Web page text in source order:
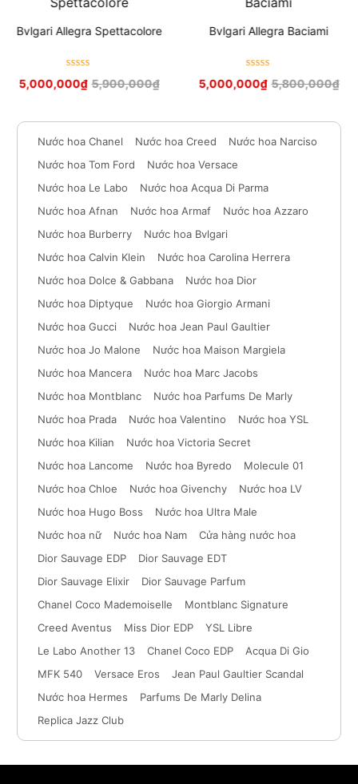
Bvlgari Allegra Spettacolore
hạng 5sao
5,900,000₫
5,000,000₫
Bvlgari Allegra Baciami
hạng 5sao
5,800,000₫
5,000,000₫
Nước hoa Chanel Nước hoa Creed
Nước hoa Narciso
Nước hoa Tom Ford
Nước hoa Versace
Nước hoa Le Labo
Nước hoa Acqua Di Parma
Nước hoa Afnan
Nước hoa Armaf
Nước hoa Azzaro
Nước hoa Burberry
Nước hoa Bvlgari
Nước hoa Calvin Klein
Nước hoa Carolina Herrera
Nước hoa Dolce & Gabbana
Nước hoa Dior
Nước hoa Diptyque
Nước hoa Giorgio Armani
Nước hoa Gucci
Nước hoa Jean Paul Gaultier
Nước hoa Jo Malone
Nước hoa Maison Margiela
Nước hoa Mancera
Nước hoa Marc Jacobs
Nước hoa Montblanc
Nước hoa Parfums De Marly
Nước hoa Prada
Nước hoa Valentino
Nước hoa YSL
Nước hoa Kilian
Nước hoa Victoria Secret
Nước hoa Lancome
Nước hoa Byredo
Molecule 01
Nước hoa Chloe
Nước hoa Givenchy
Nước hoa LV
Nước hoa Hugo Boss
Nước hoa Ultra Male
Nước hoa nữ
Nước hoa Nam
Cửa hàng nước hoa
Dior Sauvage EDP
Dior Sauvage EDT
Dior Sauvage Elixir
Dior Sauvage Parfum
Chanel Coco Mademoiselle
Montblanc Signature
Creed Aventus
Miss Dior EDP
YSL Libre
Le Labo Another 13
Chanel Coco EDP
Acqua Di Gio
MFK 540
Versace Eros
Jean Paul Gaultier Scandal
Nước hoa Hermes
Parfums De Marly Delina
Replica Jazz Club